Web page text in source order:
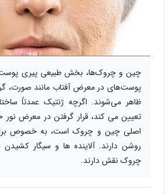
چین و چروک‌ها، بخش طبیعی پیری
پوست‌های در معرض آفتاب مانند صورت،
ظاهر می‌شوند. اگرچه ژنتیک عمدتاً
تعیین می کند، قرار گرفتن در معرض نور
اصلی چین و چروک است، به خصوص
روشن دارند. آلاینده ها و سیگار
چروک نقش دارند.